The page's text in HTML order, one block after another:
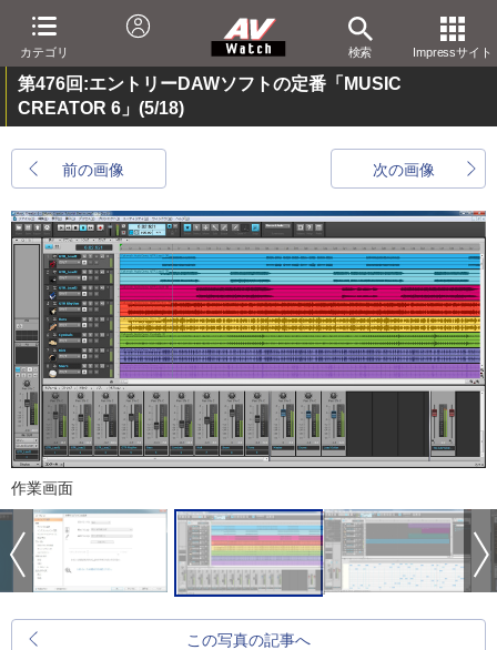
カテゴリ 検索 Impressサイト
第476回:エントリーDAWソフトの定番「MUSIC
CREATOR 6」 (5/18)
前の画像 次の画像
作業画面
この写真の記事へ